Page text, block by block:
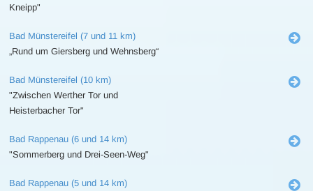
Kneipp"
Bad Münstereifel (7 und 11 km)
„Rund um Giersberg und Wehnsberg“
Bad Münstereifel (10 km)
"Zwischen Werther Tor und
Heisterbacher Tor"
Bad Rappenau (6 und 14 km)
"Sommerberg und Drei-Seen-Weg"
Bad Rappenau (5 und 14 km)